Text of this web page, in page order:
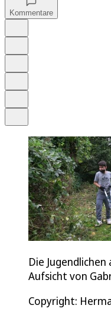
Kommentare
Die
Aufsicht von
Copyright: